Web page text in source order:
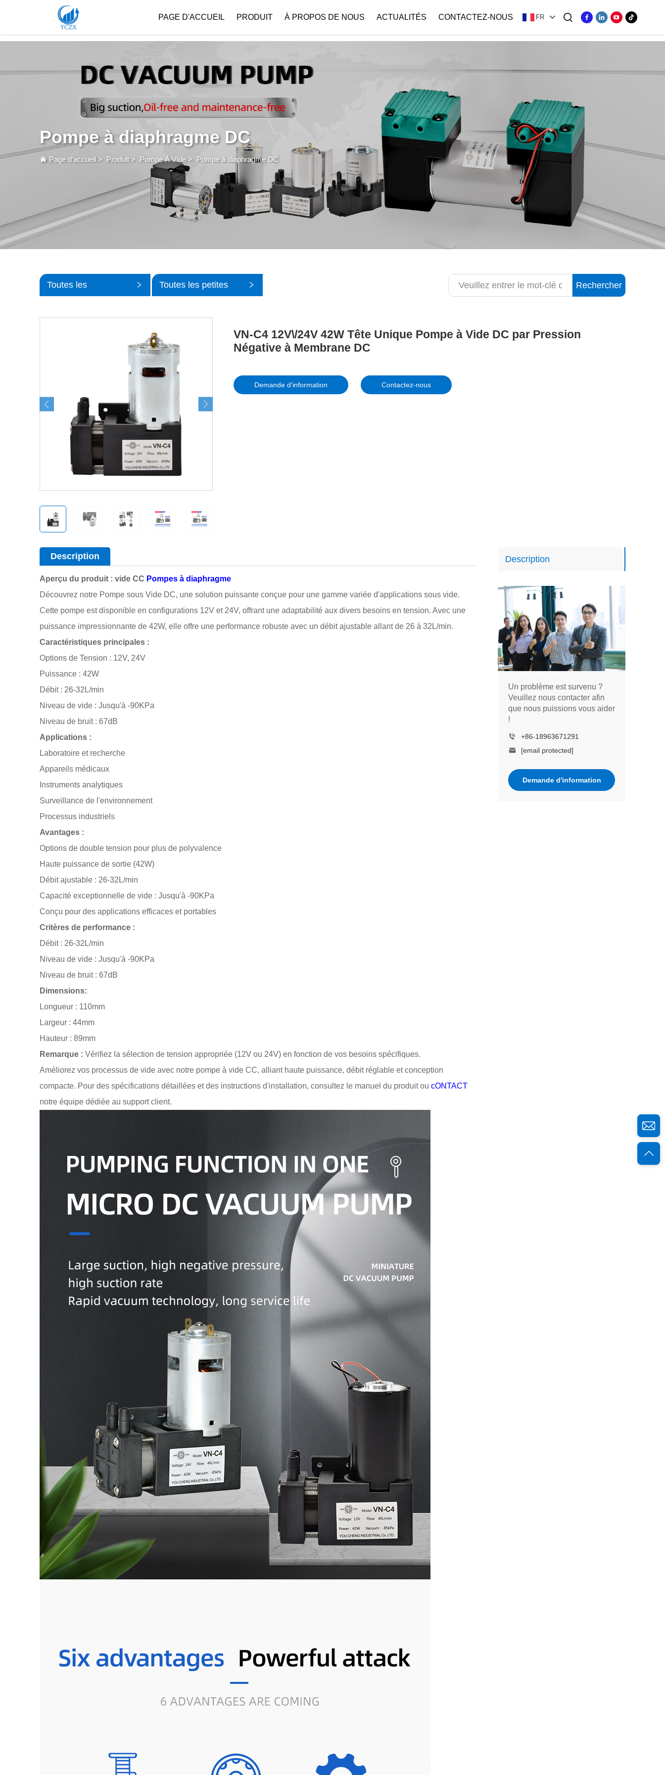
var images = document.getElementsByTagName('img'); for (var i = 0; i < images.length; i++) { if (!images[i].getAttribute('alt')) { images[i].setAttribute('alt', ''); } }
PAGE D'ACCUEIL PRODUIT À PROPOS DE NOUS ACTUALITÉS CONTACTEZ-NOUS FR
Pompe à diaphragme DC
Page d'accueil > Produit> Pompe À Vide> Pompe à diaphragme DC
Toutes les Toutes les petites Rechercher
VN-C4 12V\/24V 42W Tête Unique Pompe à Vide DC par Pression
Négative à Membrane DC
Demande d'information Contactez-nous
Description
Un problème est survenu ?
Veuillez nous contacter afin
que nous puissions vous aider
!
+86-18963671291
[email protected]
Demande d'information
Description
Aperçu du produit : vide CC Pompes à diaphragme
Découvrez notre Pompe sous Vide DC, une solution puissante conçue pour une gamme variée d'applications sous vide.
Cette pompe est disponible en configurations 12V et 24V, offrant une adaptabilité aux divers besoins en tension. Avec une
puissance impressionnante de 42W, elle offre une performance robuste avec un débit ajustable allant de 26 à 32L/min.
Caractéristiques principales :
Options de Tension : 12V, 24V
Puissance : 42W
Débit : 26-32L/min
Niveau de vide : Jusqu'à -90KPa
Niveau de bruit : 67dB
Applications :
Laboratoire et recherche
Appareils médicaux
Instruments analytiques
Surveillance de l'environnement
Processus industriels
Avantages :
Options de double tension pour plus de polyvalence
Haute puissance de sortie (42W)
Débit ajustable : 26-32L/min
Capacité exceptionnelle de vide : Jusqu'à -90KPa
Conçu pour des applications efficaces et portables
Critères de performance :
Débit : 26-32L/min
Niveau de vide : Jusqu'à -90KPa
Niveau de bruit : 67dB
Dimensions:
Longueur : 110mm
Largeur : 44mm
Hauteur : 89mm
Remarque : Vérifiez la sélection de tension appropriée (12V ou 24V) en fonction de vos besoins spécifiques.
Améliorez vos processus de vide avec notre pompe à vide CC, alliant haute puissance, débit réglable et conception
compacte. Pour des spécifications détaillées et des instructions d'installation, consultez le manuel du produit ou cONTACT
notre équipe dédiée au support client.